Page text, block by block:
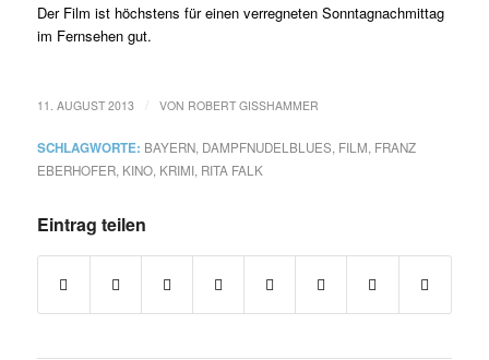
Der Film ist höchstens für einen verregneten Sonntagnachmittag
im Fernsehen gut.
11. AUGUST 2013 VON ROBERT GISSHAMMER
SCHLAGWORTE: BAYERN, DAMPFNUDELBLUES, FILM, FRANZ
EBERHOFER, KINO, KRIMI, RITA FALK
Eintrag teilen